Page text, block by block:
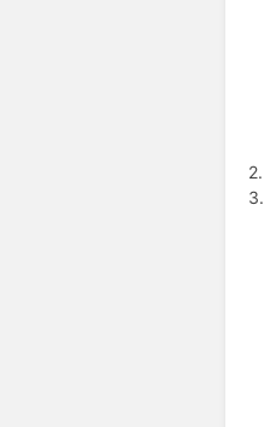
2.
3.